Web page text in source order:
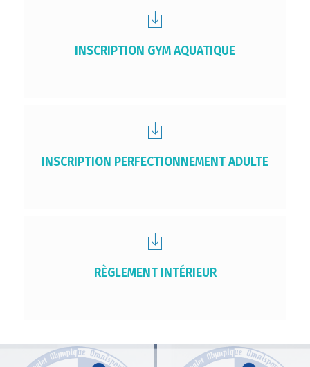
INSCRIPTION GYM AQUATIQUE
INSCRIPTION PERFECTIONNEMENT ADULTE
RÈGLEMENT INTÉRIEUR